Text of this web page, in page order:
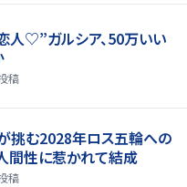
人♡”ガルシア、50万いい
稿
挑む2028年ロス五輪への
間性に惹かれて結成
稿